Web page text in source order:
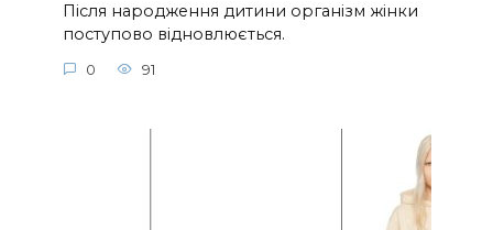
Після народження дитини організм жінки
поступово відновлюється.
0 91